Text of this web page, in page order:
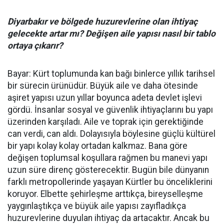
Diyarbakır ve bölgede huzurevlerine olan ihtiyaç
gelecekte artar mı? Değişen aile yapısı nasıl bir tablo
ortaya çıkarır?
Bayar: Kürt toplumunda kan bağı binlerce yıllık tarihsel
bir sürecin ürünüdür. Büyük aile ve daha ötesinde
aşiret yapısı uzun yıllar boyunca adeta devlet işlevi
gördü. İnsanlar sosyal ve güvenlik ihtiyaçlarını bu yapı
üzerinden karşıladı. Aile ve toprak için gerektiğinde
can verdi, can aldı. Dolayısıyla böylesine güçlü kültürel
bir yapı kolay kolay ortadan kalkmaz. Bana göre
değişen toplumsal koşullara rağmen bu manevi yapı
uzun süre direnç gösterecektir. Bugün bile dünyanın
farklı metropollerinde yaşayan Kürtler bu önceliklerini
koruyor. Elbette şehirleşme arttıkça, bireyselleşme
yaygınlaştıkça ve büyük aile yapısı zayıfladıkça
huzurevlerine duyulan ihtiyaç da artacaktır. Ancak bu